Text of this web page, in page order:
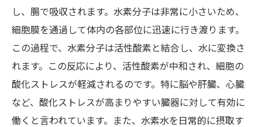
水素水と肌の関係
シミやしわに対する水素水の効果
髪の健康と水素水の関連性
アンチエイジングに役立つ水素水の効果
水素水を使った美容法
し、腸で吸収されます。水素分子は非常に小さいため、
細胞膜を通過して体内の各部位に迅速に行き渡ります。
この過程で、水素分子は活性酸素と結合し、水に変換さ
れます。この反応により、活性酸素が中和され、細胞の
酸化ストレスが軽減されるのです。特に脳や肝臓、心臓
など、酸化ストレスが高まりやすい臓器に対して有効に
働くと言われています。また、水素水を日常的に摂取す